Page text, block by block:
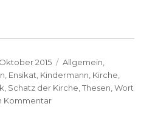
2015 Kategorien
Allgemein
Ensikat Kindermann Kirche
Schatz der Kirche ,Thesen ,Wort
Kommentarzu